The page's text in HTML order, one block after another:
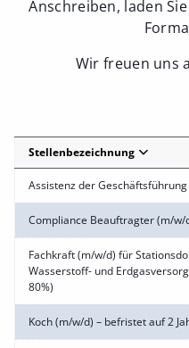
Anschreiben, laden
Wir freuen uns
Stellenbezeichnung
Assistenz der
Compliance Beauftragter (m/w/
Fachkraft (m/w/d) für
Wasserstoff- und
80%)
Koch (m/w/d) – befristet auf 2